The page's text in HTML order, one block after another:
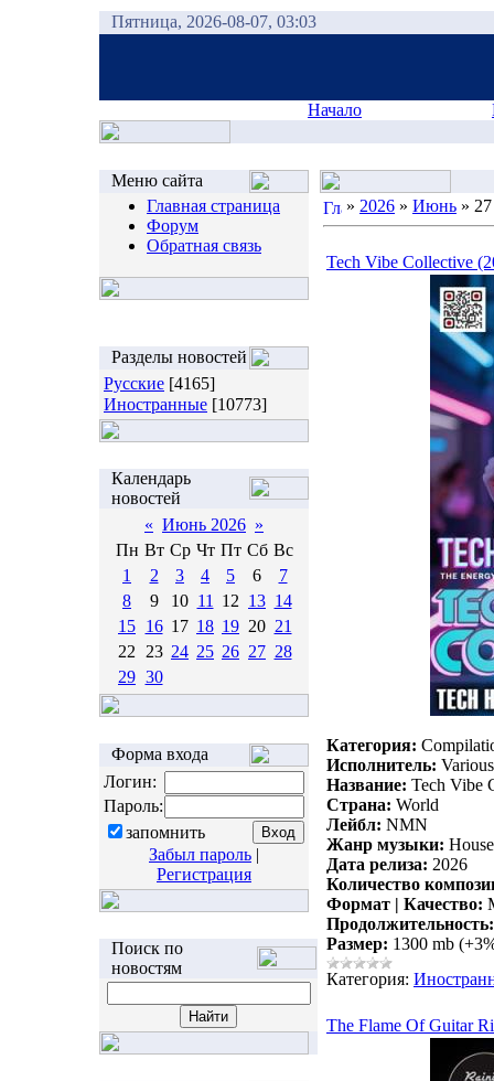
Пятница, 2026-08-07, 03:03
Начало
Меню сайта
Главная страница
Форум
Обратная связь
Разделы новостей
Русские [4165]
Иностранные [10773]
Календарь
новостей
« Июнь 2026 »
Пн Вт Ср Чт Пт Сб Вс
1
2 3 4 5 6
7
8
9 10 11 12 13 14
15 16 17 18 19 20 21
22
23 24 25 26 27 28
29 30
Форма входа
Логин:
Пароль:
запомнить
Забыл пароль |
Регистрация
Поиск по
новостям
» 2026 » Июнь » 27
Tech Vibe Collective
Категория:
Исполнитель:
Название: Tech Vibe
Страна: World
Лейбл: NMN
Жанр музыки:
Дата релиза: 2026
Количество
Формат | Качество:
Продолжительность:
Размер: 1300 mb
Категория:
The Flame Of Guitar